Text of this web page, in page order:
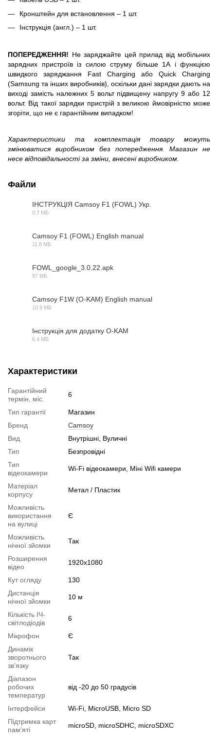
Кронштейн для встановлення – 1 шт.
Інструкція (англ.) – 1 шт.
ПОПЕРЕДЖЕННЯ! Не заряджайте цей прилад від мобільних
зарядних пристроїв із силою струму більше 1А і функцією
швидкого заряджання Fast Charging або Quick Charging
(Samsung та інших виробників), оскільки дані зарядки дають на
виході замість належних 5 вольт підвищену напругу 9 або 12
вольт. Від такої зарядки пристрій з великою ймовірністю може
згоріти, що не є гарантійним випадком!
Характеристики та комплектація товару можуть
змінюватися виробником без попередження. Магазин не
несе відповідальності за зміни, внесені виробником.
Файли
ІНСТРУКЦІЯ Camsoy F1 (FOWL) Укр.
0.7 МБ
Camsoy F1 (FOWL) English manual
11.8 МБ
FOWL_google_3.0.22.apk
97 МБ
Camsoy F1W (O-KAM) English manual
10.9 МБ
Інструкція для додатку O-KAM
6.4 МБ
Характеристики
Гарантійний
термін, міс.
6
Тип гарантії
Магазин
Бренд
Camsoy
Вид
Внутрішні, Вуличні
Тип
Безпровідні
Тип
відеокамери
Wi-Fi відеокамери, Міні Wifi камери
Матеріал
корпусу
Метал / Пластик
Можливість
використання
на вулиці
Є
Можливість
нічної зйомки
Так
Розширення
відео
1920x1080
Кут огляду
130
Дистанція
нічної зйомки
10 м
Кількість ІЧ-
світлодіодів
6
Мікрофон
Є
Динамік
зворотнього
звʼязку
Так
Діапазон
робочих
температур
від -20 до 50 градусів
Інтерфейси
Wi-Fi, MicroUSB, Micro SD
Підтримка карт
памʼяті
microSD, microSDHC, microSDXC